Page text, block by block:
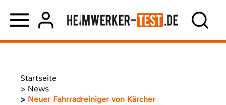
Startseite
> News
> Neuer Fahrradreiniger von Kärcher